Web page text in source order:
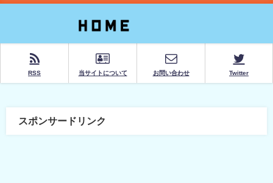
RSS 当サイトについて お問い合わせ Twitter
スポンサードリンク